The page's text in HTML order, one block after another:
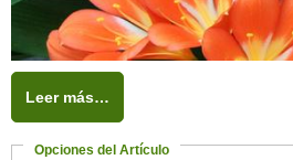
Leer más…
Opciones del Artículo